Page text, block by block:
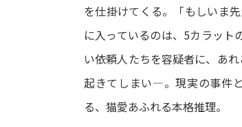
を仕掛けてくる。「もしいま
に入っているのは、5カラット
い依頼人たちを容疑者に、あ
起きてしまい―。現実の事件
る、猫愛あふれる本格推理。